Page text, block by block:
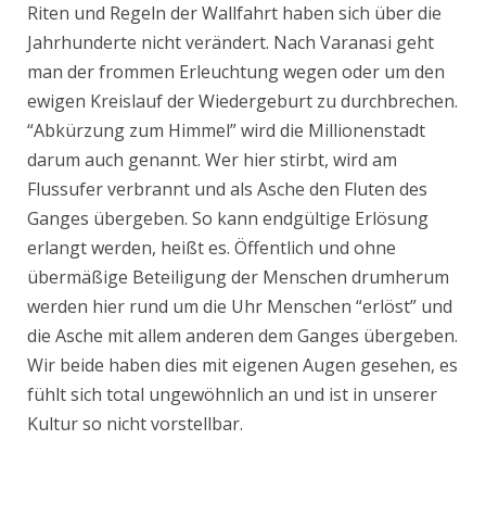
Riten und Regeln der Wallfahrt haben sich über die
Jahrhunderte nicht verändert. Nach Varanasi geht
man der frommen Erleuchtung wegen oder um den
ewigen Kreislauf der Wiedergeburt zu durchbrechen.
“Abkürzung zum Himmel” wird die Millionenstadt
darum auch genannt. Wer hier stirbt, wird am
Flussufer verbrannt und als Asche den Fluten des
Ganges übergeben. So kann endgültige Erlösung
erlangt werden, heißt es. Öffentlich und ohne
übermäßige Beteiligung der Menschen drumherum
werden hier rund um die Uhr Menschen “erlöst” und
die Asche mit allem anderen dem Ganges übergeben.
Wir beide haben dies mit eigenen Augen gesehen, es
fühlt sich total ungewöhnlich an und ist in unserer
Kultur so nicht vorstellbar.